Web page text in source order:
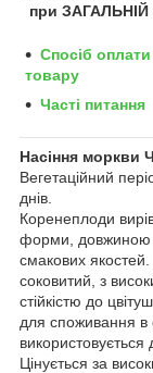
при ЗАГАЛЬНІЙ
Спосіб оплати
товару
Часті питання
Насіння моркви
Вегетаційний
днів.
Коренеплоди
форми, довжиною
смакових
соковитий, з
стійкістю до
для споживання в
використовується
Цінується за